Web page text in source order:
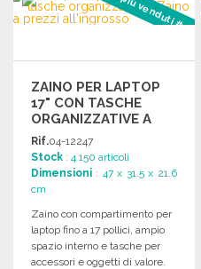
Richiedi un preventivo
I più venduti #3
ZAINO PER LAPTOP
17" CON TASCHE
ORGANIZZATIVE A
PREZZI
ALL'INGROSSO
Rif.04-12247
Stock : 4 150 articoli
Dimensioni : 47 x 31.5 x 21.6
cm
Zaino con compartimento per
laptop fino a 17 pollici, ampio
spazio interno e tasche per
accessori e oggetti di valore.